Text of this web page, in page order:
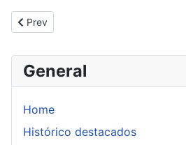
General
Home
Histórico destacados
Previous article: Averaging sequences
Prev